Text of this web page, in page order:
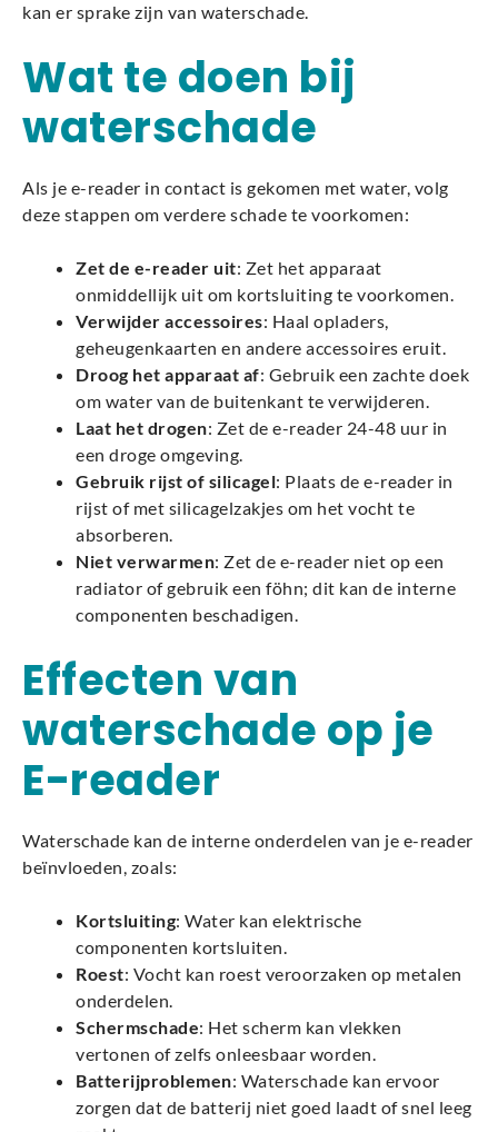
kan er sprake zijn van waterschade.
Wat te doen bij
waterschade
Als je e-reader in contact is gekomen met water, volg
deze stappen om verdere schade te voorkomen:
Zet de e-reader uit: Zet het apparaat
onmiddellijk uit om kortsluiting te voorkomen.
Verwijder accessoires: Haal opladers,
geheugenkaarten en andere accessoires eruit.
Droog het apparaat af: Gebruik een zachte doek
om water van de buitenkant te verwijderen.
Laat het drogen: Zet de e-reader 24-48 uur in
een droge omgeving.
Gebruik rijst of silicagel: Plaats de e-reader in
rijst of met silicagelzakjes om het vocht te
absorberen.
Niet verwarmen: Zet de e-reader niet op een
radiator of gebruik een föhn; dit kan de interne
componenten beschadigen.
Effecten van
waterschade op je
E-reader
Waterschade kan de interne onderdelen van je e-reader
beïnvloeden, zoals:
Kortsluiting: Water kan elektrische
componenten kortsluiten.
Roest: Vocht kan roest veroorzaken op metalen
onderdelen.
Schermschade: Het scherm kan vlekken
vertonen of zelfs onleesbaar worden.
Batterijproblemen: Waterschade kan ervoor
zorgen dat de batterij niet goed laadt of snel leeg